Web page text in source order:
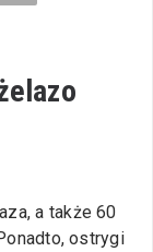
a także 60
ostrygi